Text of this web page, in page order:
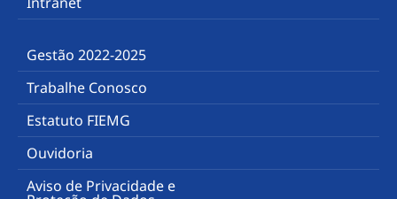
Gestão 2022-2025
Trabalhe Conosco
Estatuto FIEMG
Ouvidoria
Aviso de Privacidade e